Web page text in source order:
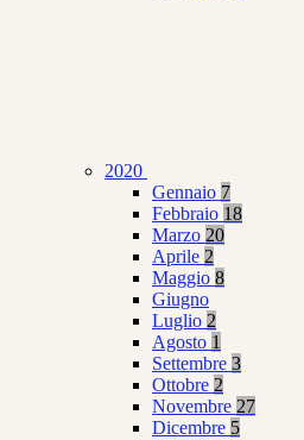
2020
Gennaio 7
Febbraio 18
Marzo 20
Aprile 2
Maggio 8
Giugno
Luglio 2
Agosto 1
Settembre 3
Ottobre 2
Novembre 27
Dicembre 5